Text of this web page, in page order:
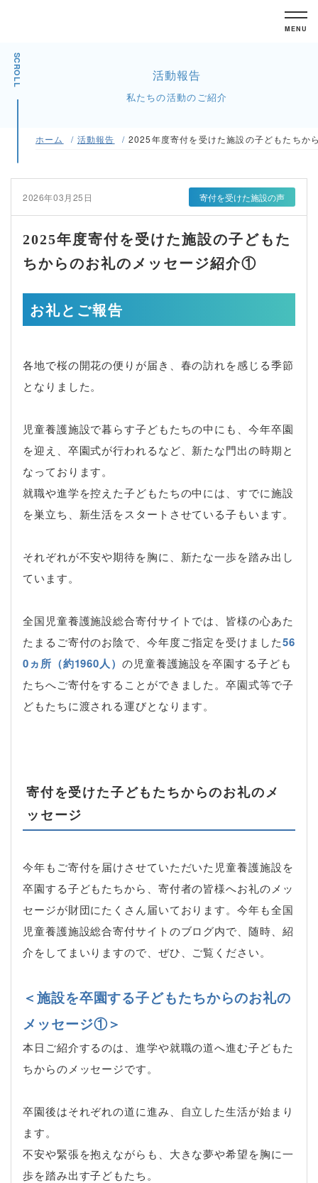
MENU
SCROLL 活動報告
私たちの活動のご紹介
ホーム 活動報告 2025年度寄付を受けた施設の子どもたちか
2026年03月25日 寄付を受けた施設の声
2025年度寄付を受けた施設の子どもた
ちからのお礼のメッセージ紹介①
お礼とご報告
各地で桜の開花の便りが届き、春の訪れを感じる季節
となりました。
児童養護施設で暮らす子どもたちの中にも、今年卒園
を迎え、卒園式が行われるなど、新たな門出の時期と
なっております。
就職や進学を控えた子どもたちの中には、すでに施設
を巣立ち、新生活をスタートさせている子もいます。
それぞれが不安や期待を胸に、新たな一歩を踏み出し
ています。
全国児童養護施設総合寄付サイトでは、皆様の心あた
たまるご寄付のお陰で、今年度ご指定を受けました56
0ヵ所（約1960人） の児童養護施設を卒園する子ども
たちへご寄付をすることができました。卒園式等で子
どもたちに渡される運びとなります。
寄付を受けた子どもたちからのお礼のメ
ッセージ
今年もご寄付を届けさせていただいた児童養護施設を
卒園する子どもたちから、寄付者の皆様へお礼のメッ
セージが財団にたくさん届いております。今年も全国
児童養護施設総合寄付サイトのブログ内で、随時、紹
介をしてまいりますので、ぜひ、ご覧ください。
＜施設を卒園する子どもたちからのお礼の
メッセージ①＞
本日ご紹介するのは、進学や就職の道へ進む子どもた
ちからのメッセージです。
卒園後はそれぞれの道に進み、自立した生活が始まり
ます。
不安や緊張を抱えながらも、大きな夢や希望を胸に一
歩を踏み出す子どもたち。